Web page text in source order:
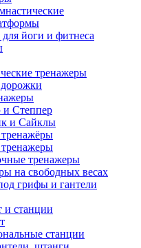
йоги и фитнеса
тренажеры
Степпер
и Сайклы
тренажеры
на свободных весах
грифы и гантели
и станции
станции